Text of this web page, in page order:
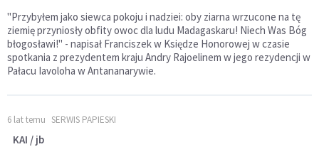
"Przybyłem jako siewca pokoju i nadziei: oby ziarna wrzucone na tę
ziemię przyniosły obfity owoc dla ludu Madagaskaru! Niech Was Bóg
błogosławi!" - napisał Franciszek w Księdze Honorowej w czasie
spotkania z prezydentem kraju Andry Rajoelinem w jego rezydencji w
Pałacu Iavoloha w Antananarywie.
6 lat temu SERWIS PAPIESKI
KAI / jb